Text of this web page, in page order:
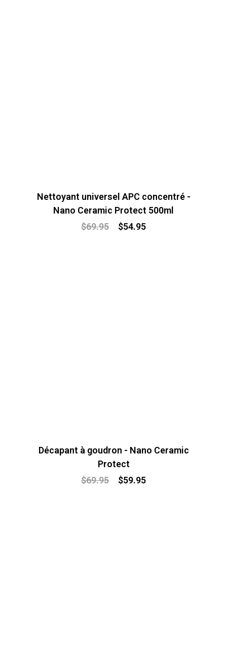
Nettoyant universel APC concentré -
Nano Ceramic Protect 500ml
$69.95 $54.95
Décapant à goudron - Nano Ceramic
Protect
$69.95 $59.95